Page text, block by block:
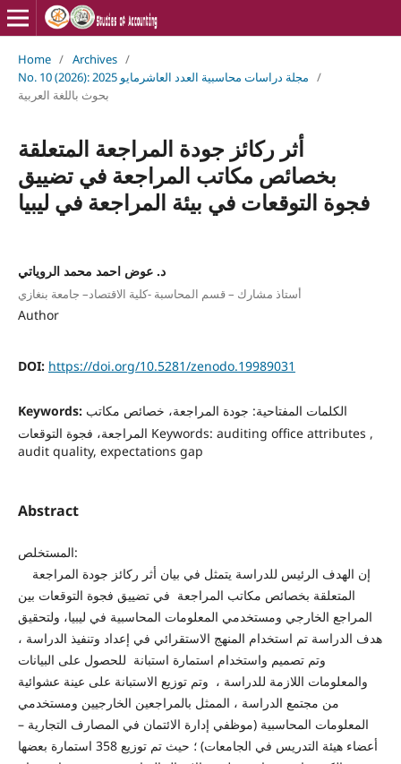
Home / Archives /
No. 10 (2026): مجلة دراسات محاسبية العدد العاشرمايو 2025 /
بحوث باللغة العربية
أثر ركائز جودة المراجعة المتعلقة
بخصائص مكاتب المراجعة في تضييق
فجوة التوقعات في بيئة المراجعة في ليبيا
د. عوض احمد محمد الروياتي
أستاذ مشارك – قسم المحاسبة -كلية الاقتصاد– جامعة بنغازي
Author
DOI: https://doi.org/10.5281/zenodo.19989031
Keywords: الكلمات المفتاحية: جودة المراجعة، خصائص مكاتب
المراجعة، فجوة التوقعات Keywords: auditing office attributes ,
audit quality, expectations gap
Abstract
المستخلص:
المتعلقة بخصائص مكاتب المراجعة في تضييق فجوة التوقعات بين
المراجع الخارجي ومستخدمي المعلومات المحاسبية في ليبيا، ولتحقيق
هدف الدراسة تم استخدام المنهج الاستقرائي في إعداد وتنفيذ الدراسة ،
وتم تصميم واستخدام استمارة استبانة للحصول على البيانات
والمعلومات اللازمة للدراسة ، وتم توزيع الاستبانة على عينة عشوائية
من مجتمع الدراسة ، الممثل بالمراجعين الخارجيين ومستخدمي
المعلومات المحاسبية (موظفي إدارة الائتمان في المصارف التجارية –
أعضاء هيئة التدريس في الجامعات) ؛ حيث تم توزيع 358 استمارة بعضها